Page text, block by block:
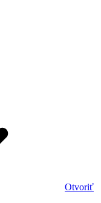
Otvoriť